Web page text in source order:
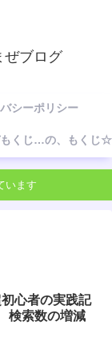
ぜブログ
シーポリシー
くじ…の、もくじ☆
います
心者の実践記
索数の増減